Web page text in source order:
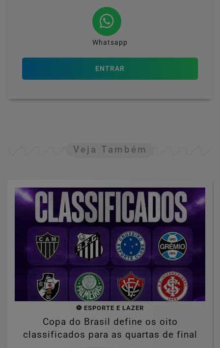
Whatsapp
ENTRAR
Veja Também
⚽ ESPORTE E LAZER
Copa do Brasil define os oito
classificados para as quartas de final